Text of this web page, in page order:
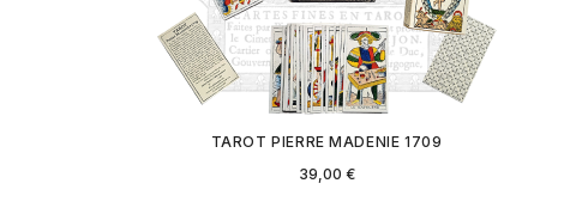
TAROT PIERRE MADENIE 1709
Prix
39,00 €